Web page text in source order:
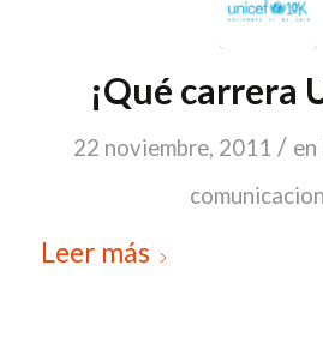
¡Qué carrera
22 noviembre, 2011 / en
Leer más